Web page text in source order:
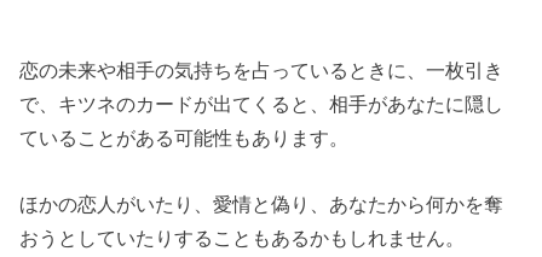
恋の未来や相手の気持ちを占っているときに、一枚引き
で、キツネのカードが出てくると、相手があなたに隠し
ていることがある可能性もあります。
ほかの恋人がいたり、愛情と偽り、あなたから何かを奪
おうとしていたりすることもあるかもしれません。